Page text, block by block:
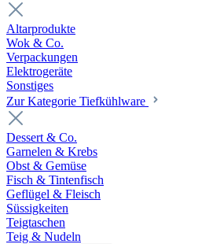
Altarprodukte
Wok & Co.
Verpackungen
Elektrogeräte
Sonstiges
Zur Kategorie Tiefkühlware
Dessert & Co.
Garnelen & Krebs
Obst & Gemüse
Fisch & Tintenfisch
Geflügel & Fleisch
Süssigkeiten
Teigtaschen
Teig & Nudeln